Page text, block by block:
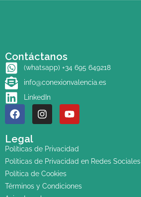
Contáctanos
(whatsapp) +34 695 649218
info@conexionvalencia.es
LinkedIn
Legal
Políticas de Privacidad
Políticas de Privacidad en Redes Sociales
Política de Cookies
Términos y Condiciones